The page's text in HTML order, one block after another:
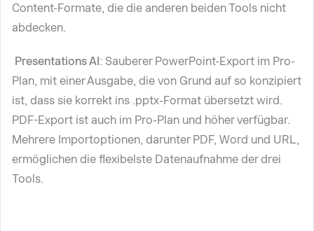
Content-Formate, die die anderen beiden Tools nicht
abdecken.
Presentations AI: Sauberer PowerPoint-Export im Pro-
Plan, mit einer Ausgabe, die von Grund auf so konzipiert
ist, dass sie korrekt ins .pptx-Format übersetzt wird.
PDF-Export ist auch im Pro-Plan und höher verfügbar.
Mehrere Importoptionen, darunter PDF, Word und URL,
ermöglichen die flexibelste Datenaufnahme der drei
Tools.